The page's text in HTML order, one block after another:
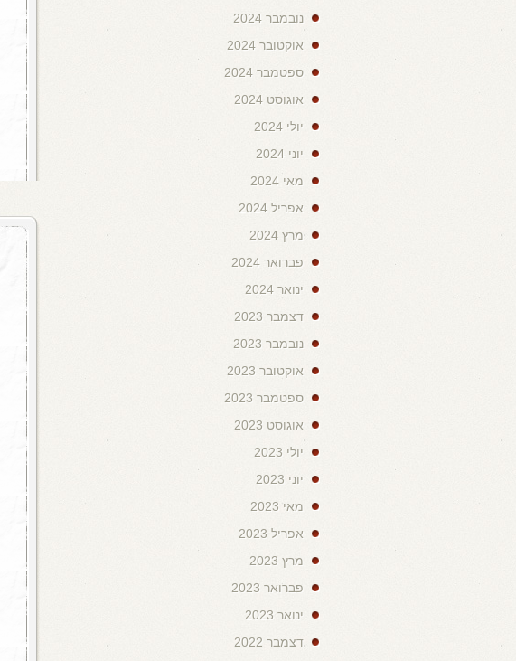
נובמבר 2024
אוקטובר 2024
ספטמבר 2024
אוגוסט 2024
יולי 2024
יוני 2024
מאי 2024
אפריל 2024
מרץ 2024
פברואר 2024
ינואר 2024
דצמבר 2023
נובמבר 2023
אוקטובר 2023
ספטמבר 2023
אוגוסט 2023
יולי 2023
יוני 2023
מאי 2023
אפריל 2023
מרץ 2023
פברואר 2023
ינואר 2023
דצמבר 2022